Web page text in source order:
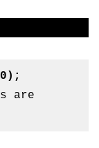
are